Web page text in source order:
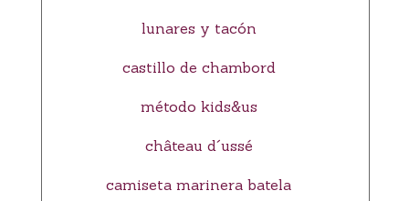
lunares y tacón
castillo de chambord
método kids&us
château d´ussé
camiseta marinera batela